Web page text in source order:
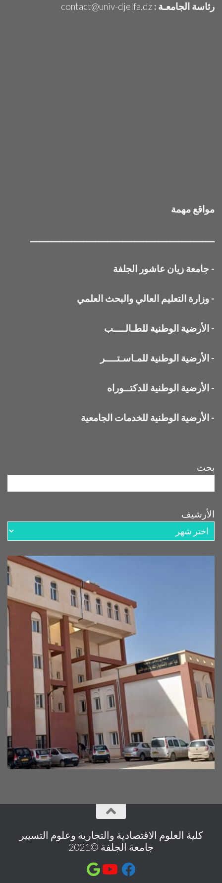
رئاسة الجامعـة : contact@univ-djelfa.dz
مواقع مهمة
ــــــــــــــــــــــــــــــــــــــــــــــــــــــــــــــ
- جامعة زيان عاشور الجلفة
- وزارة التعليم العالي والبحث العلمي
- الأرضية الوطنية للطـالــــب
- الأرضية الوطنية للمـاسـتــــر
- الأرضية الوطنية للدكتــوراه
- الأرضية الوطنية للخدمات الجامعية
بحث
الأرشيف
كلية العلوم الاقتصادية والتجارية وعلوم التسيير
جامعة الجلفة ©2021